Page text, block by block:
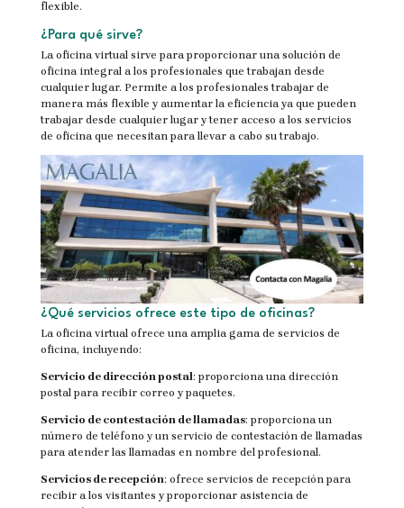
flexible.
¿Para qué sirve?
La oficina virtual sirve para proporcionar una solución de
oficina integral a los profesionales que trabajan desde
cualquier lugar. Permite a los profesionales trabajar de
manera más flexible y aumentar la eficiencia ya que pueden
trabajar desde cualquier lugar y tener acceso a los servicios
de oficina que necesitan para llevar a cabo su trabajo.
¿Qué servicios ofrece este tipo de oficinas?
La oficina virtual ofrece una amplia gama de servicios de
oficina, incluyendo:
Servicio de dirección postal: proporciona una dirección
postal para recibir correo y paquetes.
Servicio de contestación de llamadas: proporciona un
número de teléfono y un servicio de contestación de llamadas
para atender las llamadas en nombre del profesional.
Servicios de recepción: ofrece servicios de recepción para
recibir a los visitantes y proporcionar asistencia de